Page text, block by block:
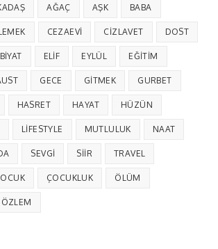
AĞAÇ AŞK BABA
CEZAEVI CIZLAVET DOST
ELIF EYLÜL EĞITIM
GECE GITMEK GURBET
HASRET HAYAT HÜZÜN
LIFESTYLE MUTLULUK NAAT
SEVGI SIIR TRAVEL
ÇOCUKLUK ÖLÜM
ÖZLEM